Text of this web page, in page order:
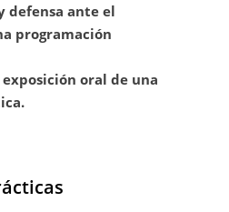
defensa ante el
programación
oral de una